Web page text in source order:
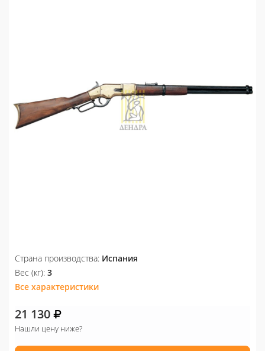
Страна производства: Испания
Вес (кг): 3
Все характеристики
21 130
Нашли цену ниже?